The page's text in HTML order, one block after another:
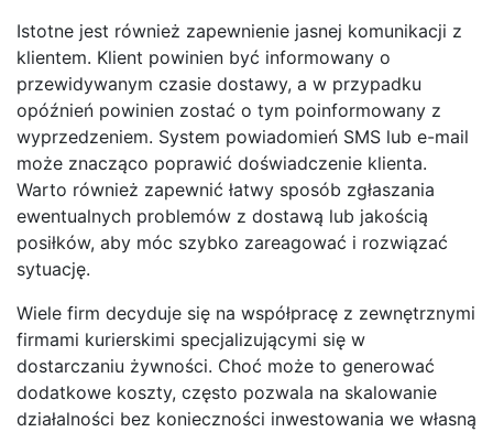
Istotne jest również zapewnienie jasnej komunikacji z
klientem. Klient powinien być informowany o
przewidywanym czasie dostawy, a w przypadku
opóźnień powinien zostać o tym poinformowany z
wyprzedzeniem. System powiadomień SMS lub e-mail
może znacząco poprawić doświadczenie klienta.
Warto również zapewnić łatwy sposób zgłaszania
ewentualnych problemów z dostawą lub jakością
posiłków, aby móc szybko zareagować i rozwiązać
sytuację.
Wiele firm decyduje się na współpracę z zewnętrznymi
firmami kurierskimi specjalizującymi się w
dostarczaniu żywności. Choć może to generować
dodatkowe koszty, często pozwala na skalowanie
działalności bez konieczności inwestowania we własną